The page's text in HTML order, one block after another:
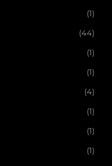
(1)
(44)
(1)
(1)
(4)
(1)
(1)
(1)